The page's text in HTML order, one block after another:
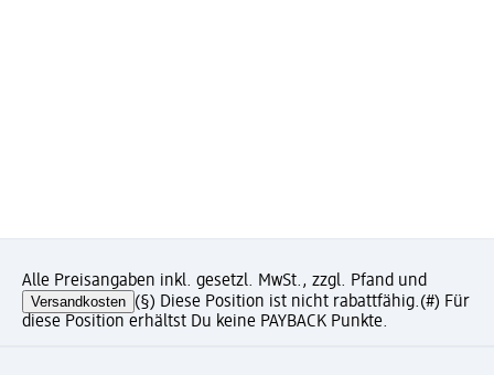
Alle Preisangaben inkl. gesetzl. MwSt., zzgl. Pfand und
Versandkosten (§) Diese Position ist nicht rabattfähig.(#) Für
diese Position erhältst Du keine PAYBACK Punkte.